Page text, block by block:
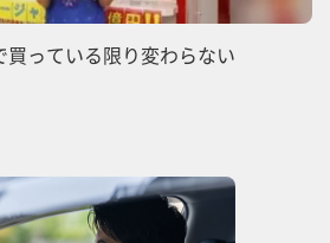
買っている限り変わらない